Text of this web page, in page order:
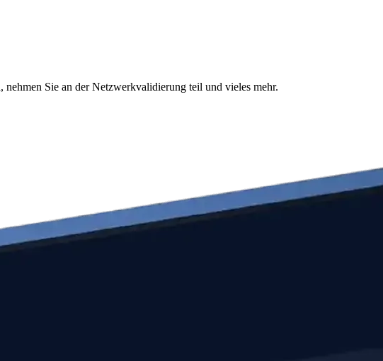
Sie an der Netzwerkvalidierung teil und vieles mehr.